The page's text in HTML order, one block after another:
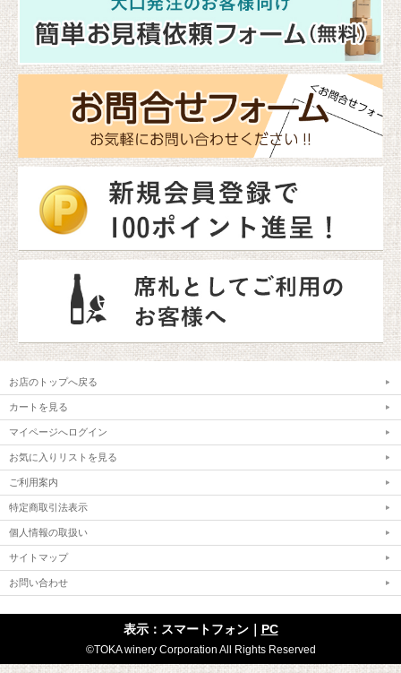
お店のトップへ戻る
カートを見る
マイページへログイン
お気に入りリストを見る
ご利用案内
特定商取引法表示
個人情報の取扱い
サイトマップ
お問い合わせ
表示：スマートフォン｜ PC
©TOKA winery Corporation All Rights Reserved